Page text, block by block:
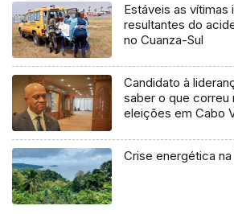
Estáveis as vítimas
resultantes do
no Cuanza-Sul
Candidato à
saber o que correu
eleições em Cabo
Crise energética